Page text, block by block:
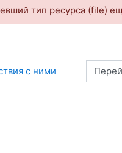
тип ресурса (file)
с ними Перейти на...